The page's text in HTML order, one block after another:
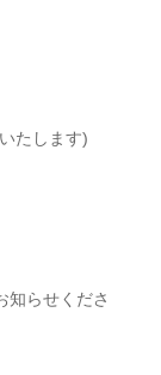
たします)
知らせくださ